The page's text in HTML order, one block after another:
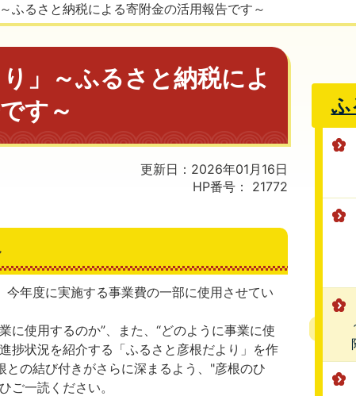
ふるさと納税による寄附金の活用報告です～
」～ふるさと納税によ
す～
更新日：2026年01月16日
HP番号：
21772
年度に実施する事業費の一部に使用させてい
に使用するのか”、また、“どのように事業に使
捗状況を紹介する「ふるさと彦根だより」を作
の結び付きがさらに深まるよう、"彦根のひ
ご一読ください。
ふ